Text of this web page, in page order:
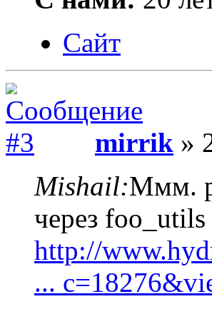
Сайт
mirrik »
Mishail:Ммм.
через foo_utils
http://
...